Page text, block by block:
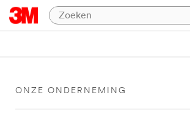
ONZE ONDERNEMING